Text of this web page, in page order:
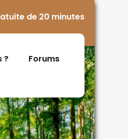
de 20 minutes
? Forums